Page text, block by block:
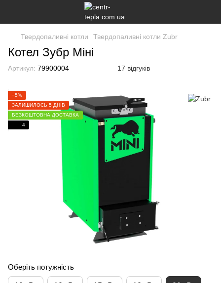
Твердопаливні котли Твердопаливні котли Zubr
Котел Зубр Міні
Артикул: 79900004 17 відгуків
−5%
ЗАЛИШИЛОСЬ 5 ДНІВ
БЕЗКОШТОВНА ДОСТАВКА
4
Оберіть потужність